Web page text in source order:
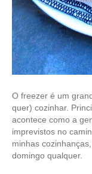
O freezer é um
quer) cozinhar.
acontece como a
imprevistos no
minhas
domingo qualquer.